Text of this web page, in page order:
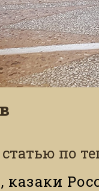
по
казаки